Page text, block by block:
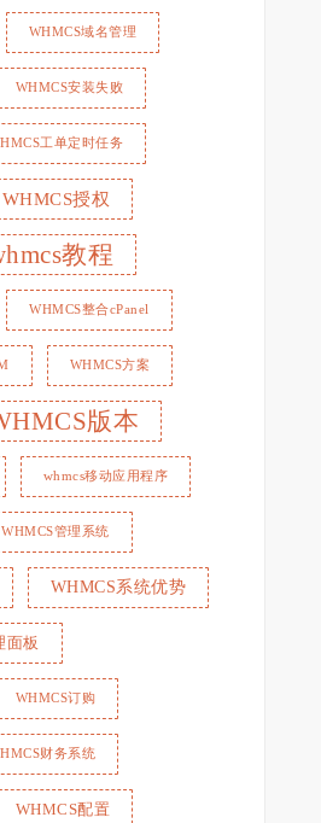
WHMCS域名管理
WHMCS安装失败
工单定时任务
WHMCS授权
教程
WHMCS整合cPanel
WHMCS方案
版本
whmcs移动应用程序
WHMCS管理系统
WHMCS系统优势
面板
WHMCS订购
财务系统
WHMCS配置